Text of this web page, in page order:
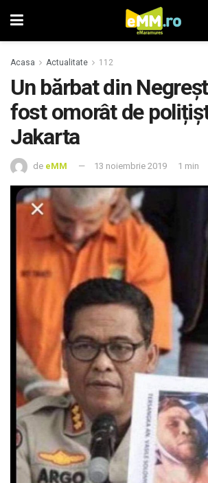
Acasa Actualitate 112
Un bărbat din
fost omorât de
Jakarta
de eMM 13 noiembrie 2019 1 min